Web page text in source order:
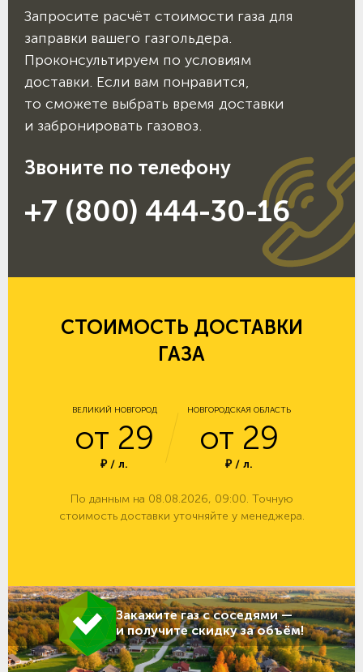
Запросите расчёт стоимости газа для
заправки вашего газгольдера.
Проконсультируем по условиям
доставки. Если вам понравится,
то сможете выбрать время доставки
и забронировать газовоз.
Звоните по телефону
+7 (800) 444-30-16
СТОИМОСТЬ ДОСТАВКИ
ГАЗА
ВЕЛИКИЙ НОВГОРОД
от 29
₽ / л.
НОВГОРОДСКАЯ ОБЛАСТЬ
от 29
₽ / л.
По данным на 08.08.2026, 09:00. Точную
стоимость доставки уточняйте у менеджера.
Закажите газ с соседями —
и получите скидку за объём!